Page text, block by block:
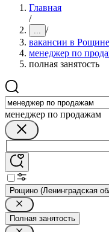
Главная
/
... /
вакансии в
менеджер по
полная занятость
менеджер по продажам
Рощино (Ленинградская
Полная занятость